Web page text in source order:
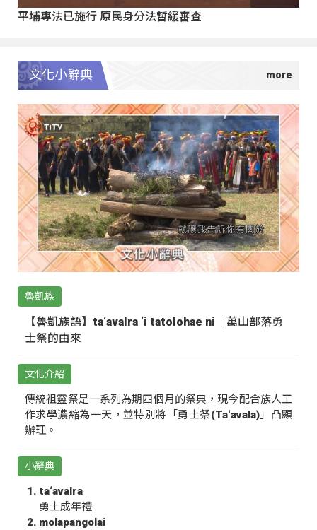
平埔專法已施行 原民身分法暫緩審查
文化小辭典
魯凱族
【魯凱族語】ta‘avalra ‘i tatolohae ni｜萬山部落勇
士祭的由來
文化介紹
傳統祖靈祭是一系列為期四個月的祭典，現今配合族人工
作求學濃縮為一天，並特別將「勇士祭(Ta‘avala)」凸顯
辦理。
小辭典
ta‘avalra
勇士成年禮
molapangolai